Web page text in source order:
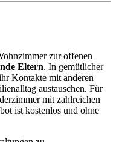
zur offenen
Eltern. In gemütlicher
Kontakte mit anderen
austauschen. Für
mit zahlreichen
ist kostenlos und ohne